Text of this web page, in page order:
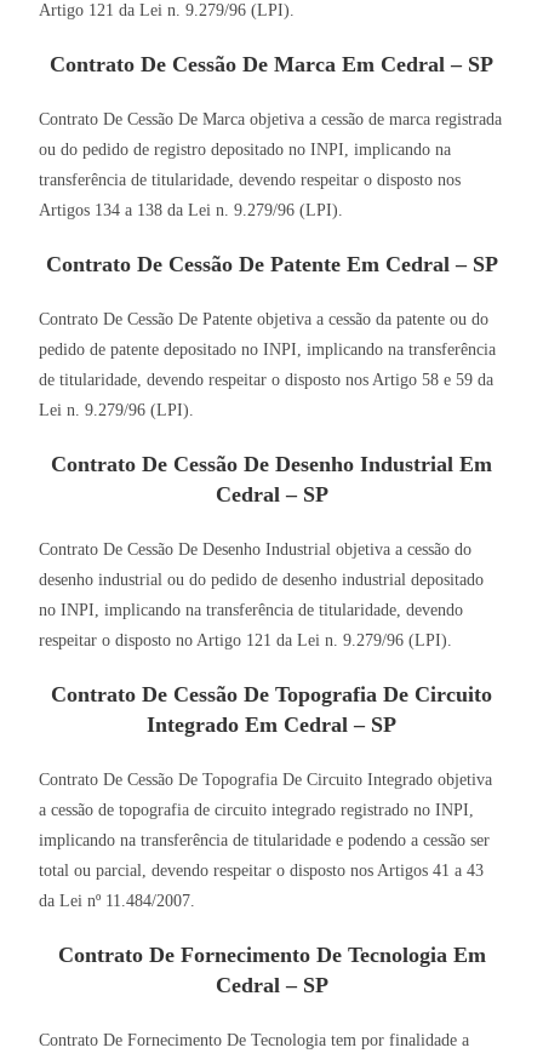
Artigo 121 da Lei n. 9.279/96 (LPI).
Contrato De Cessão De Marca Em Cedral – SP
Contrato De Cessão De Marca objetiva a cessão de marca registrada
ou do pedido de registro depositado no INPI, implicando na
transferência de titularidade, devendo respeitar o disposto nos
Artigos 134 a 138 da Lei n. 9.279/96 (LPI).
Contrato De Cessão De Patente Em Cedral – SP
Contrato De Cessão De Patente objetiva a cessão da patente ou do
pedido de patente depositado no INPI, implicando na transferência
de titularidade, devendo respeitar o disposto nos Artigo 58 e 59 da
Lei n. 9.279/96 (LPI).
Contrato De Cessão De Desenho Industrial Em
Cedral – SP
Contrato De Cessão De Desenho Industrial objetiva a cessão do
desenho industrial ou do pedido de desenho industrial depositado
no INPI, implicando na transferência de titularidade, devendo
respeitar o disposto no Artigo 121 da Lei n. 9.279/96 (LPI).
Contrato De Cessão De Topografia De Circuito
Integrado Em Cedral – SP
Contrato De Cessão De Topografia De Circuito Integrado objetiva
a cessão de topografia de circuito integrado registrado no INPI,
implicando na transferência de titularidade e podendo a cessão ser
total ou parcial, devendo respeitar o disposto nos Artigos 41 a 43
da Lei nº 11.484/2007.
Contrato De Fornecimento De Tecnologia Em
Cedral – SP
Contrato De Fornecimento De Tecnologia tem por finalidade a